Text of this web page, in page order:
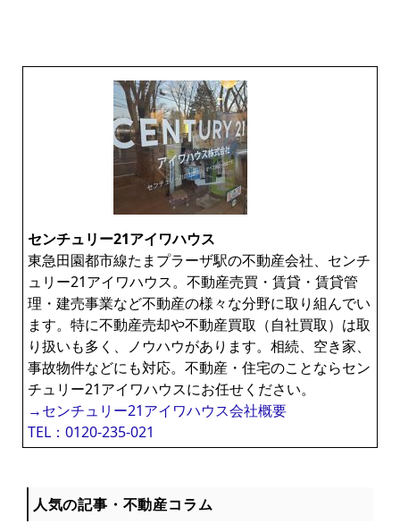
センチュリー21アイワハウス
東急田園都市線たまプラーザ駅の不動産会社、センチ
ュリー21アイワハウス。不動産売買・賃貸・賃貸管
理・建売事業など不動産の様々な分野に取り組んでい
ます。特に不動産売却や不動産買取（自社買取）は取
り扱いも多く、ノウハウがあります。相続、空き家、
事故物件などにも対応。不動産・住宅のことならセン
チュリー21アイワハウスにお任せください。
→センチュリー21アイワハウス会社概要
TEL：0120-235-021
人気の記事・不動産コラム